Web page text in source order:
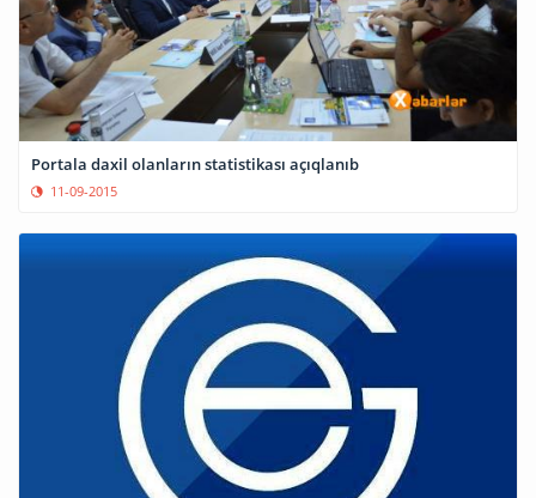
Portala daxil olanların statistikası açıqlanıb
11-09-2015